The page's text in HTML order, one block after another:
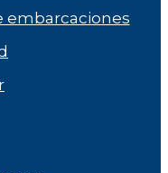
embarcaciones